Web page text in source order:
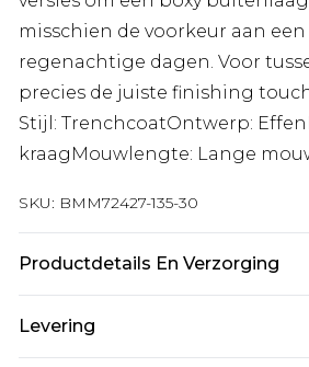
misschien de voorkeur aan
regenachtige dagen. Voor
precies de juiste finishing
Stijl: TrenchcoatOntwerp:
kraagMouwlengte: Lange
SKU: BMM72427-135-30
Productdetails En Verzorging
Levering